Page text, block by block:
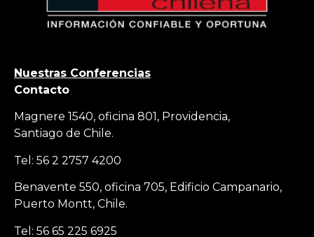
Nuestras Conferencias
Contacto
Magnere 1540, oficina 801, Providencia,
Santiago de Chile.
Tel: 56 2 2757 4200
Benavente 550, oficina 705, Edificio Campanario,
Puerto Montt, Chile.
Tel: 56 65 225 6925